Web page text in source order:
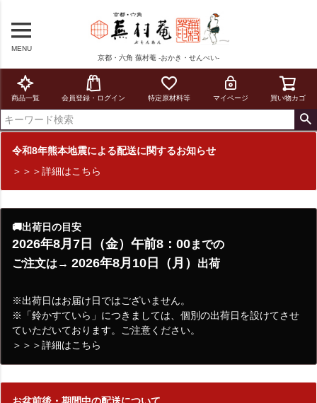
MENU
京都・六角 蕪村菴 -おかき・せんべい-
商品一覧 会員登録・ログイン 特定原材料等 マイページ 買い物カゴ
令和8年熊本地震による配送に関するお知らせ
＞＞＞詳細はこちら
🚚出荷日の目安
2026年8月7日（金）午前8：00までの
ご注文は→ 2026年8月10日（月） 出荷
※出荷日はお届け日ではございません。
※「鈴かすていら」につきましては、個別の出荷日を設けてさせ
ていただいております。ご注意ください。
＞＞＞詳細はこちら